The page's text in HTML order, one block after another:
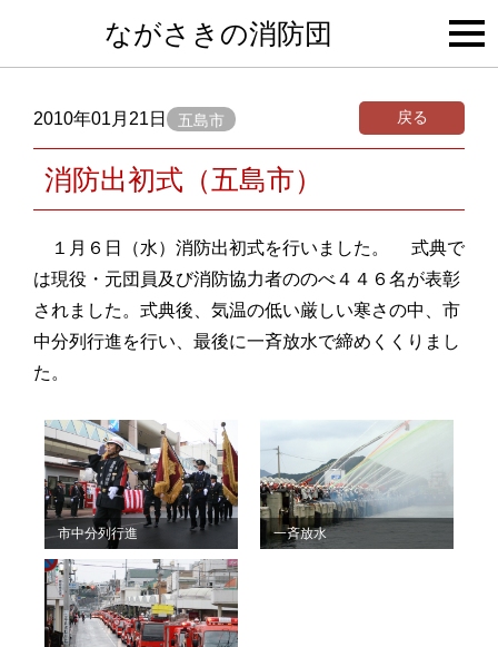
ながさきの消防団
2010年01月21日 五島市 戻る
消防出初式（五島市）
１月６日（水）消防出初式を行いました。 式典で
は現役・元団員及び消防協力者ののべ４４６名が表彰
されました。式典後、気温の低い厳しい寒さの中、市
中分列行進を行い、最後に一斉放水で締めくくりまし
た。
市中分列行進 一斉放水